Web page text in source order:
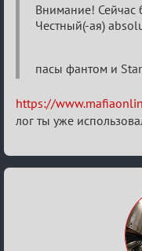
Внимание! Сейчас
Честный(-ая)
пасы фантом и
https://
лог ты уже